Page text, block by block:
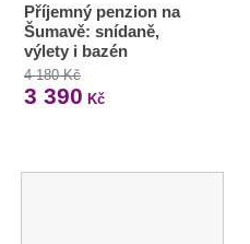
Příjemný penzion na
Šumavě: snídaně,
výlety i bazén
4 180 Kč
3 390 Kč